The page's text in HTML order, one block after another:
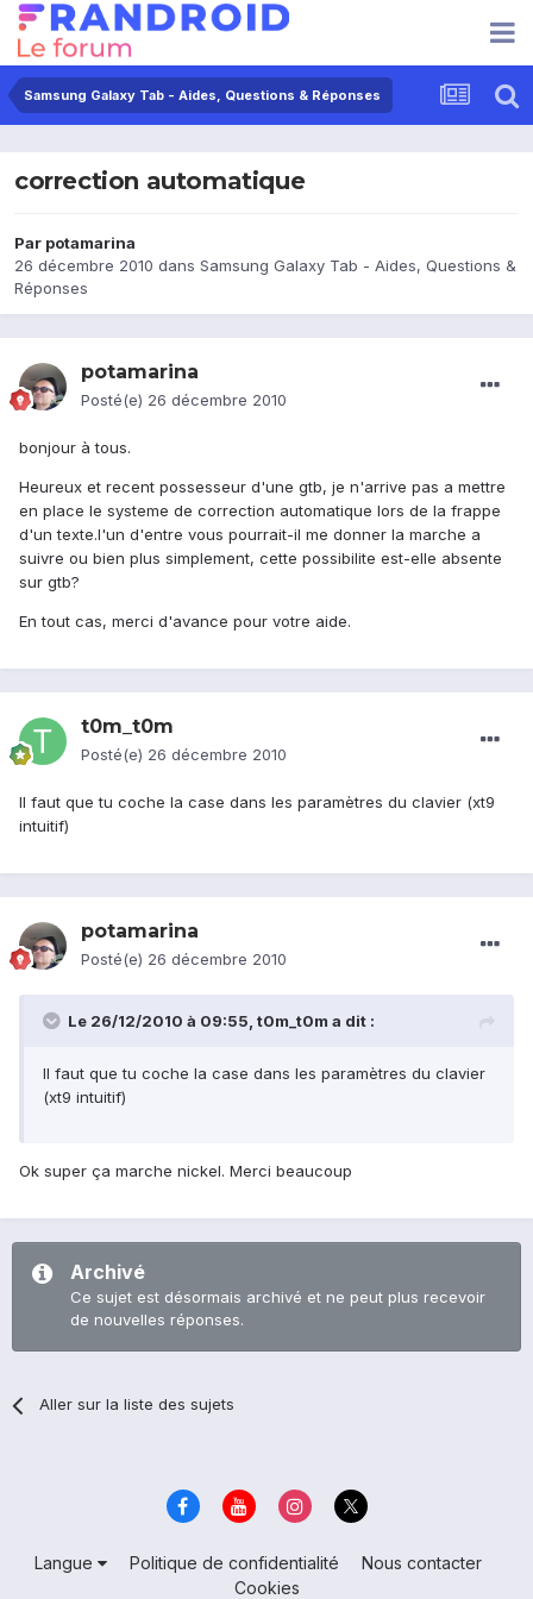
Samsung Galaxy Tab - Aides, Questions & Réponses
correction automatique
Par potamarina
26 décembre 2010 dans Samsung Galaxy Tab - Aides, Questions &
Réponses
potamarina
Posté(e) 26 décembre 2010
bonjour à tous.
Heureux et recent possesseur d'une gtb, je n'arrive pas a mettre
en place le systeme de correction automatique lors de la frappe
d'un texte.l'un d'entre vous pourrait-il me donner la marche a
suivre ou bien plus simplement, cette possibilite est-elle absente
sur gtb?
En tout cas, merci d'avance pour votre aide.
t0m_t0m
Posté(e) 26 décembre 2010
Il faut que tu coche la case dans les paramètres du clavier (xt9
intuitif)
potamarina
Posté(e) 26 décembre 2010
Le 26/12/2010 à 09:55, t0m_t0m a dit :
Il faut que tu coche la case dans les paramètres du clavier
(xt9 intuitif)
Ok super ça marche nickel. Merci beaucoup
Archivé
Ce sujet est désormais archivé et ne peut plus recevoir
de nouvelles réponses.
Aller sur la liste des sujets
Langue Politique de confidentialité
Nous contacter
Cookies